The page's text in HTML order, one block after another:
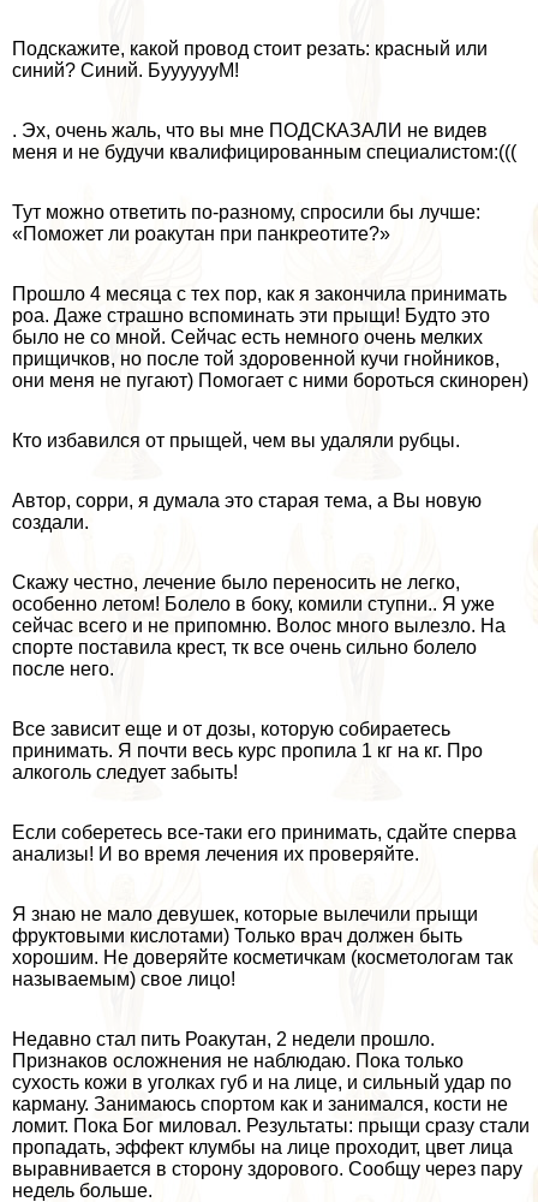
Подскажите, какой провод стоит резать: красный или
синий? Синий. БууууууМ!
. Эх, очень жаль, что вы мне ПОДСКАЗАЛИ не видев
меня и не будучи квалифицированным специалистом:(((
Тут можно ответить по-разному, спросили бы лучше:
«Поможет ли роакутан при панкреотите?»
Прошло 4 месяца с тех пор, как я закончила принимать
роа. Даже страшно вспоминать эти прыщи! Будто это
было не со мной. Сейчас есть немного очень мелких
прищичков, но после той здоровенной кучи гнойников,
они меня не пугают) Помогает с ними бороться скинорен)
Кто избавился от прыщей, чем вы удаляли рубцы.
Автор, сорри, я думала это старая тема, а Вы новую
создали.
Скажу честно, лечение было переносить не легко,
особенно летом! Болело в боку, комили ступни.. Я уже
сейчас всего и не припомню. Волос много вылезло. На
спорте поставила крест, тк все очень сильно болело
после него.
Все зависит еще и от дозы, которую собираетесь
принимать. Я почти весь курс пропила 1 кг на кг. Про
алкоголь следует забыть!
Если соберетесь все-таки его принимать, сдайте сперва
анализы! И во время лечения их проверяйте.
Я знаю не мало дeвyшек, которые вылечили прыщи
фруктовыми кислотами) Только врач должен быть
хорошим. Не доверяйте косметичкам (косметологам так
называемым) свое лицо!
Недавно стал пить Роакутан, 2 недели прошло.
Признаков осложнения не наблюдаю. Пока только
сухость кожи в уголках губ и на лице, и сильный удар по
карману. Занимаюсь спортом как и занимался, кости не
ломит. Пока Бог миловал. Результаты: прыщи сразу стали
пропадать, эффект клумбы на лице проходит, цвет лица
выравнивается в сторону здорового. Сообщу через пару
недель больше.